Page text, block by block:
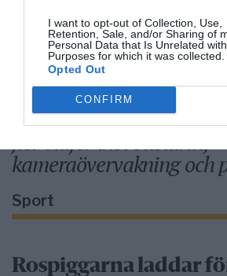
I want to opt-out of Collection, Use,
Retention, Sale, and/or Sharing of
Personal Data that Is Unrelated
Purposes for which it was collected.
Opted Out
CONFIRM
Bino Drummond gör
tar plats i styrelse
Säkerhetslösningar i
fler väljer inbrottslarm,
kameraövervakning och
Sport
Rospiggarna laddar